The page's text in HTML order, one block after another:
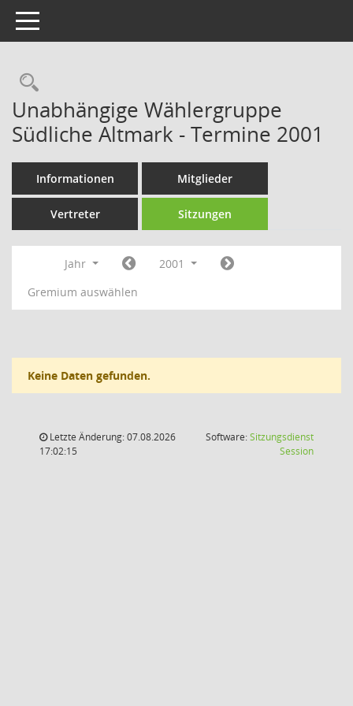
Toggle navigation
Rechercheauswahl
Unabhängige Wählergruppe
Südliche Altmark - Termine 2001
Informationen Mitglieder
Vertreter Sitzungen
Jahr
2001
Gremium auswählen
Keine Daten gefunden.
Letzte Änderung: 07.08.2026
17:02:15
Software:Sitzungsdienst
Session(Wird in